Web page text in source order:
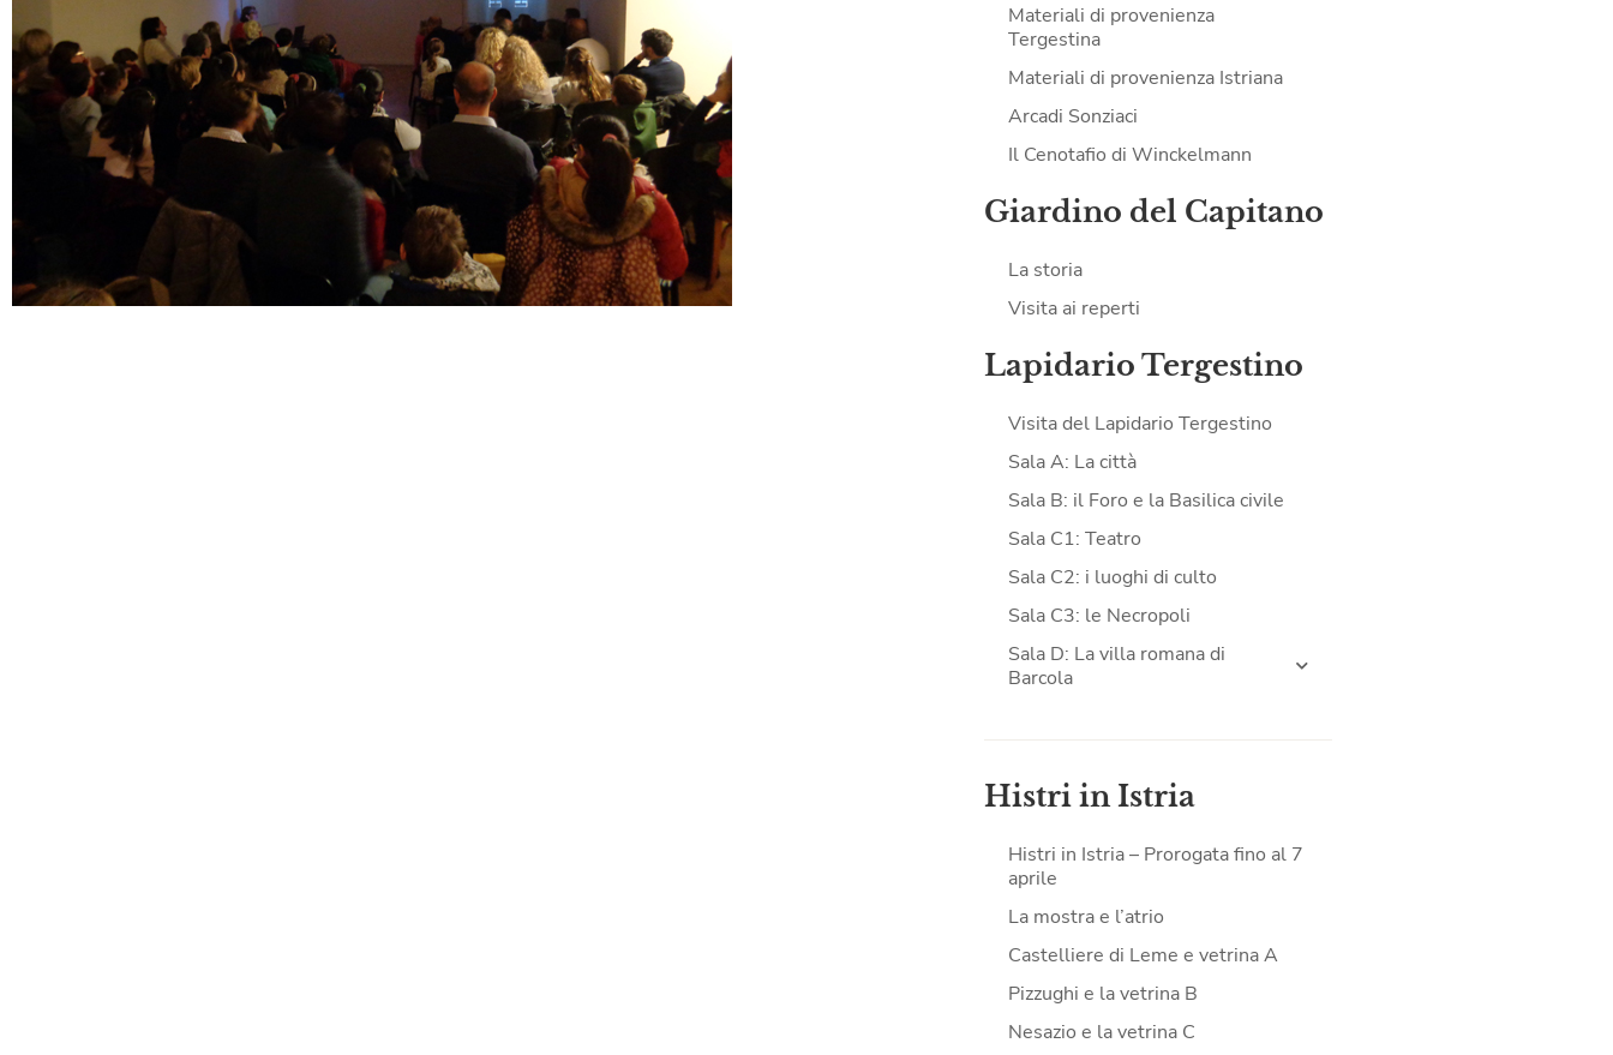
Materiali di provenienza
Tergestina
Materiali di provenienza Istriana
Arcadi Sonziaci
Il Cenotafio di Winckelmann
Giardino del Capitano
La storia
Visita ai reperti
Lapidario Tergestino
Visita del Lapidario Tergestino
Sala A: La città
Sala B: il Foro e la Basilica civile
Sala C1: Teatro
Sala C2: i luoghi di culto
Sala C3: le Necropoli
Sala D: La villa romana di
Barcola
Histri in Istria
Histri in Istria – Prorogata fino al 7
aprile
La mostra e l’atrio
Castelliere di Leme e vetrina A
Pizzughi e la vetrina B
Nesazio e la vetrina C